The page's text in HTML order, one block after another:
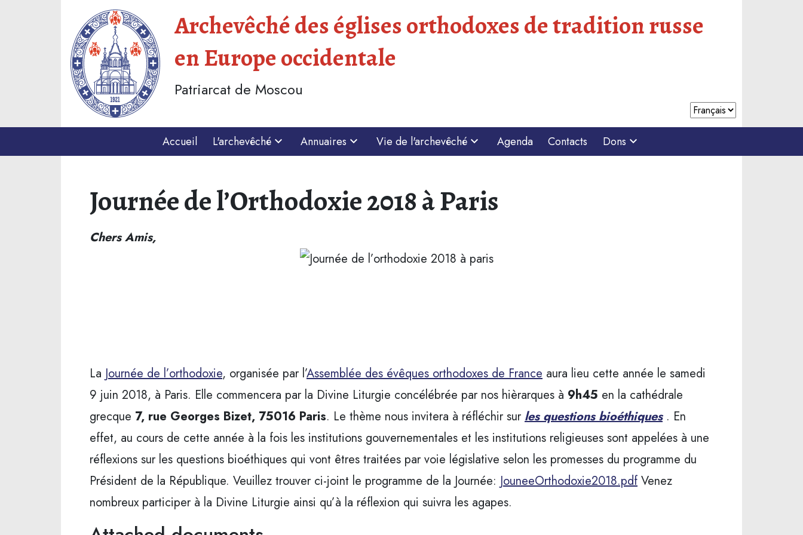
Archevêché des églises orthodoxes de tradition russe
en Europe occidentale
Patriarcat de Moscou
Accueil L'archevêché Annuaires Vie de l'archevêché Agenda Contacts Dons
Journée de l’Orthodoxie 2018 à Paris
Chers Amis,
La Journée de l’orthodoxie, organisée par l’Assemblée des évêques orthodoxes de France aura lieu cette année le samedi
9 juin 2018, à Paris. Elle commencera par la Divine Liturgie concélébrée par nos hièrarques à 9h45 en la cathédrale
grecque 7, rue Georges Bizet, 75016 Paris. Le thème nous invitera à réfléchir sur les questions bioéthiques . En
effet, au cours de cette année à la fois les institutions gouvernementales et les institutions religieuses sont appelées à une
réflexions sur les questions bioéthiques qui vont êtres traitées par voie législative selon les promesses du programme du
Président de la République. Veuillez trouver ci-joint le programme de la Journée: JouneeOrthodoxie2018.pdf Venez
nombreux participer à la Divine Liturgie ainsi qu’à la réflexion qui suivra les agapes.